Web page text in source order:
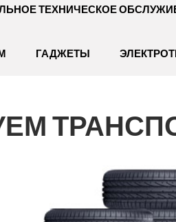
ТЕХНИЧЕСКОЕ
ГАДЖЕТЫ